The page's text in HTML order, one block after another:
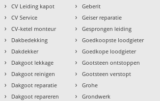
› CV Leiding kapot
› CV Service
› CV-ketel monteur
› Dakbedekking
› Dakdekker
› Dakgoot lekkage
› Dakgoot reinigen
› Dakgoot reparatie
› Dakgoot repareren
› Geberit
› Geiser reparatie
› Gesprongen leiding
› Goedkoopste loodgieter
› Goedkope loodgieter
› Gootsteen ontstoppen
› Gootsteen verstopt
› Grohe
› Grondwerk